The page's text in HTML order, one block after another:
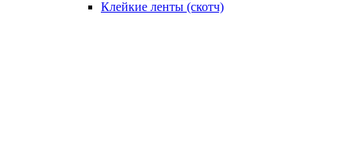
Клейкие ленты (скотч)